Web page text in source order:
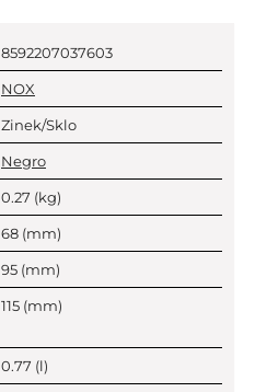
8592207037603
NOX
Zinek/Sklo
Negro
0.27 (kg)
68 (mm)
95 (mm)
115 (mm)
0.77 (l)